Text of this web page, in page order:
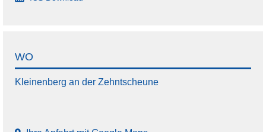
WO
Kleinenberg an der Zehntscheune